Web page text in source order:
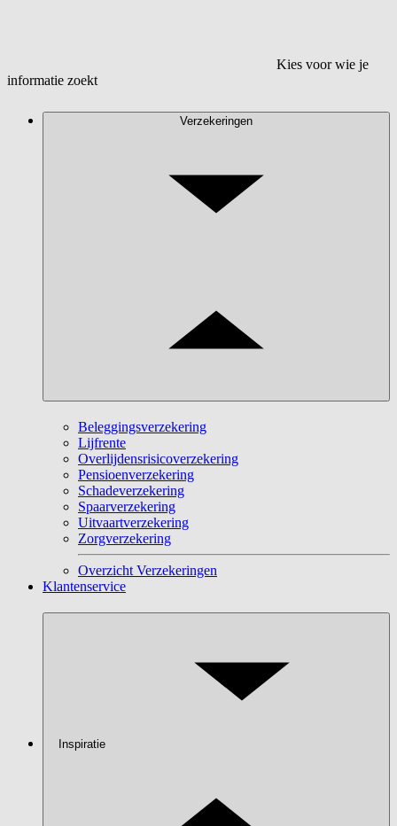
Kies voor wie je
informatie zoekt
Verzekeringen
Beleggingsverzekering
Lijfrente
Overlijdensrisicoverzekering
Pensioenverzekering
Schadeverzekering
Spaarverzekering
Uitvaartverzekering
Zorgverzekering
Overzicht Verzekeringen
Klantenservice
Inspiratie